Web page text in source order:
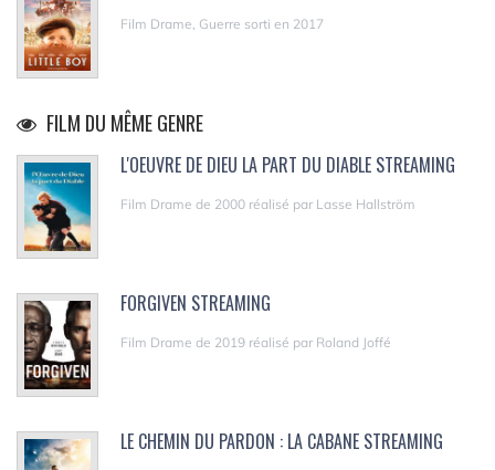
Film Drame, Guerre sorti en 2017
FILM DU MÊME GENRE
L'OEUVRE DE DIEU LA PART DU DIABLE STREAMING
Film Drame de 2000 réalisé par Lasse Hallström
FORGIVEN STREAMING
Film Drame de 2019 réalisé par Roland Joffé
LE CHEMIN DU PARDON : LA CABANE STREAMING